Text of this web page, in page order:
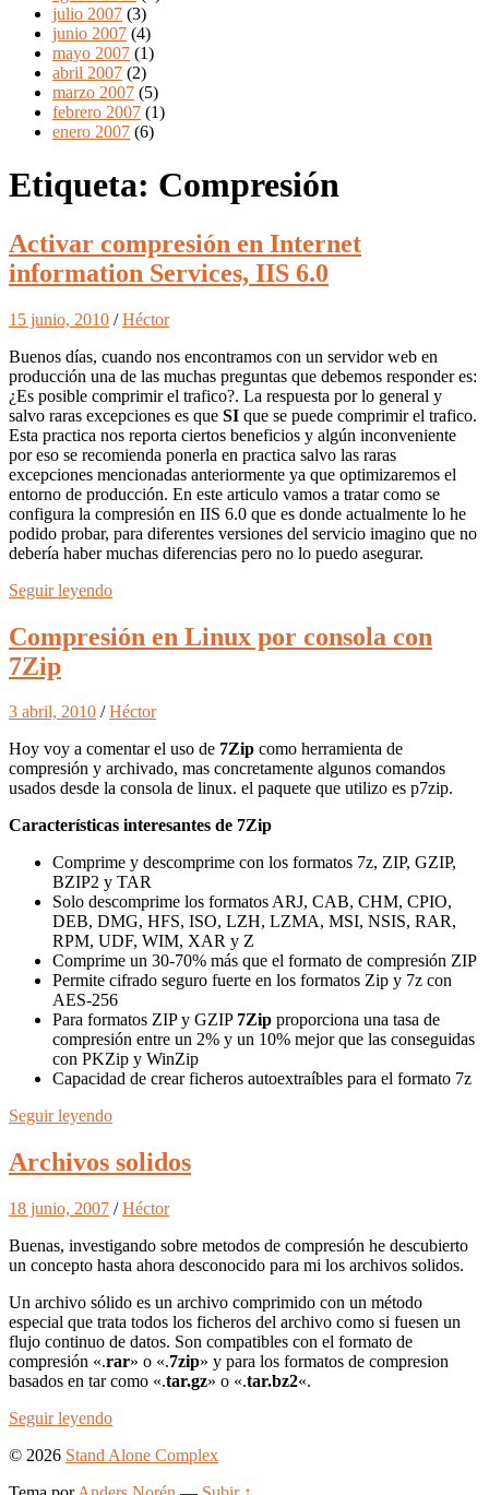
julio 2007 (3)
junio 2007 (4)
mayo 2007 (1)
abril 2007 (2)
marzo 2007 (5)
febrero 2007 (1)
enero 2007 (6)
Etiqueta: Compresión
Activar compresión en Internet
information Services, IIS 6.0
15 junio, 2010 /Héctor
Buenos días, cuando nos encontramos con un servidor web en
producción una de las muchas preguntas que debemos responder es:
¿Es posible comprimir el trafico?. La respuesta por lo general y
salvo raras excepciones es que SI que se puede comprimir el trafico.
Esta practica nos reporta ciertos beneficios y algún inconveniente
por eso se recomienda ponerla en practica salvo las raras
excepciones mencionadas anteriormente ya que optimizaremos el
entorno de producción. En este articulo vamos a tratar como se
configura la compresión en IIS 6.0 que es donde actualmente lo he
podido probar, para diferentes versiones del servicio imagino que no
debería haber muchas diferencias pero no lo puedo asegurar.
Seguir leyendo
Compresión en Linux por consola con
7Zip
3 abril, 2010 /Héctor
Hoy voy a comentar el uso de 7Zip como herramienta de
compresión y archivado, mas concretamente algunos comandos
usados desde la consola de linux. el paquete que utilizo es p7zip.
Características interesantes de 7Zip
Comprime y descomprime con los formatos 7z, ZIP, GZIP,
BZIP2 y TAR
Solo descomprime los formatos ARJ, CAB, CHM, CPIO,
DEB, DMG, HFS, ISO, LZH, LZMA, MSI, NSIS, RAR,
RPM, UDF, WIM, XAR y Z
Comprime un 30-70% más que el formato de compresión ZIP
Permite cifrado seguro fuerte en los formatos Zip y 7z con
AES-256
Para formatos ZIP y GZIP 7Zip proporciona una tasa de
compresión entre un 2% y un 10% mejor que las conseguidas
con PKZip y WinZip
Capacidad de crear ficheros autoextraíbles para el formato 7z
Seguir leyendo
Archivos solidos
18 junio, 2007 /Héctor
Buenas, investigando sobre metodos de compresión he descubierto
un concepto hasta ahora desconocido para mi los archivos solidos.
Un archivo sólido es un archivo comprimido con un método
especial que trata todos los ficheros del archivo como si fuesen un
flujo continuo de datos. Son compatibles con el formato de
compresión «.rar» o «.7zip» y para los formatos de compresion
basados en tar como «.tar.gz» o «.tar.bz2«.
Seguir leyendo
© 2026 Stand Alone Complex